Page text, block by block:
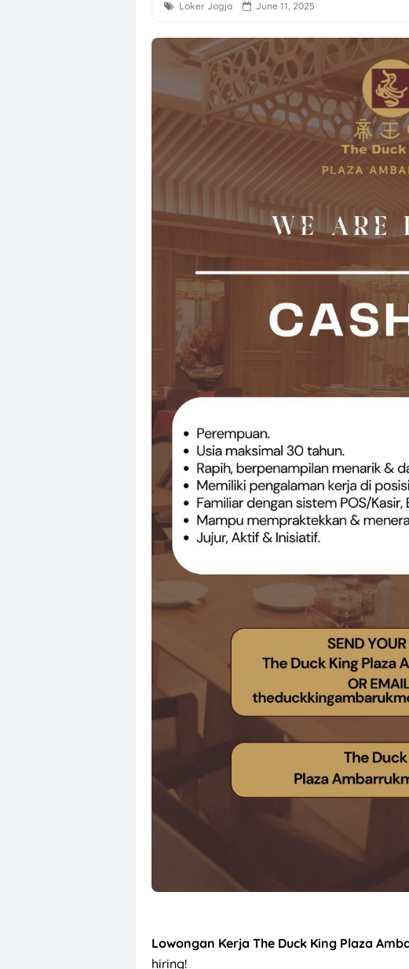
Loker Solo Raya Lulusan
Loker Bali Driver, Helper,
Loker Agustus 2026 di
Loker Karanganyar HRD,
Lowongan Kerja F&B
Loker Pabrik Pipa PVC
Lowongan Kerja 10
Loker Pecel Pepe
Loker Digital Marketing
Loker Sukoharjo 5 Posisi
Loker QC, PPIC,
Loker Jogja June 11, 2025
Lowongan Kerja The Duck King Plaza
hiring!